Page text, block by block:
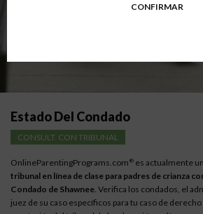
Estado Del Condado
CONSULT. CON TRIBUNAL
OnlineParentingPrograms.com ® es actualmente
tribunal en línea de clase para padres de crianza
Condado de Shawnee. Verifica los condados, el
juez de su caso específicos para tu caso de
CONFIRMAR